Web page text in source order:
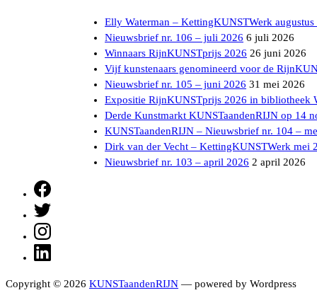
Elly Waterman – KettingKUNSTWerk augustus
Nieuwsbrief nr. 106 – juli 2026 6 juli 2026
Winnaars RijnKUNSTprijs 2026 26 juni 2026
Vijf kunstenaars genomineerd voor de
Nieuwsbrief nr. 105 – juni 2026 31 mei 2026
Expositie RijnKUNSTprijs 2026 in bibliotheek
Derde Kunstmarkt KUNSTaandenRIJN op 14
KUNSTaandenRIJN – Nieuwsbrief nr. 104 –
Dirk van der Vecht – KettingKUNSTWerk mei
Nieuwsbrief nr. 103 – april 2026 2 april 2026
Facebook
Twitter
Instagram
Copyright © 2026 KUNSTaandenRIJN — powered by Wordpress